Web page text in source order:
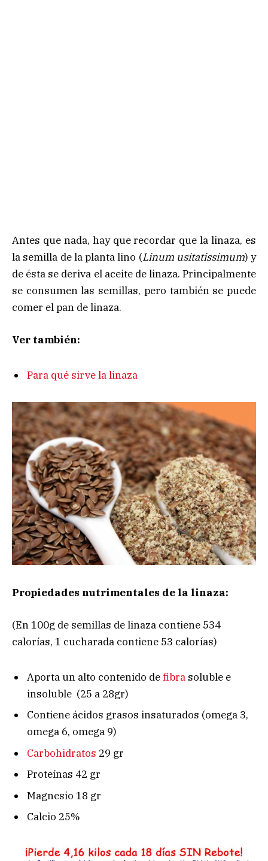
Antes que nada, hay que recordar que la linaza, es
la semilla de la planta lino (Linum usitatissimum) y
de ésta se deriva el aceite de linaza. Principalmente
se consumen las semillas, pero también se puede
comer el pan de linaza.
Ver también:
Para qué sirve la linaza
Propiedades nutrimentales de la linaza:
(En 100g de semillas de linaza contiene 534
calorías, 1 cucharada contiene 53 calorías)
Aporta un alto contenido defibra soluble e
insoluble (25 a 28gr)
Contiene ácidos grasos insaturados (omega 3,
omega 6, omega 9)
Carbohidratos 29 gr
Proteínas 42 gr
Magnesio 18 gr
Calcio 25%